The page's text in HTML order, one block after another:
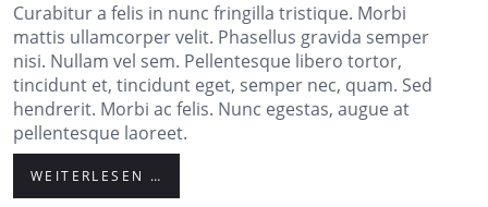
Curabitur a felis in nunc fringilla tristique. Morbi
mattis ullamcorper velit. Phasellus gravida semper
nisi. Nullam vel sem. Pellentesque libero tortor,
tincidunt et, tincidunt eget, semper nec, quam. Sed
hendrerit. Morbi ac felis. Nunc egestas, augue at
pellentesque laoreet.
WEITERLESEN …